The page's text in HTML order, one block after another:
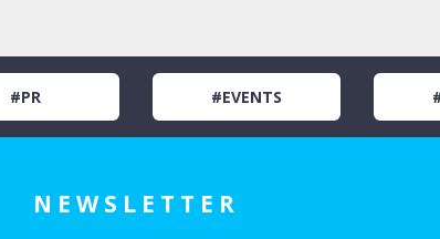
#PR #EVENTS
NEWSLETTER